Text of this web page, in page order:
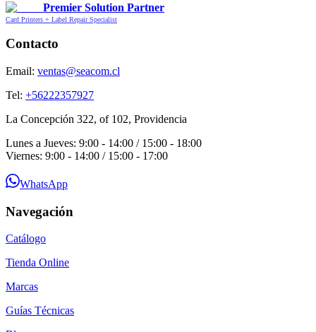
Premier Solution Partner
Card Printers + Label Repair Specialist
Contacto
Email: ventas@seacom.cl
Tel: +56222357927
La Concepción 322, of 102, Providencia
Lunes a Jueves: 9:00 - 14:00 / 15:00 - 18:00
Viernes: 9:00 - 14:00 / 15:00 - 17:00
WhatsApp
Navegación
Catálogo
Tienda Online
Marcas
Guías Técnicas